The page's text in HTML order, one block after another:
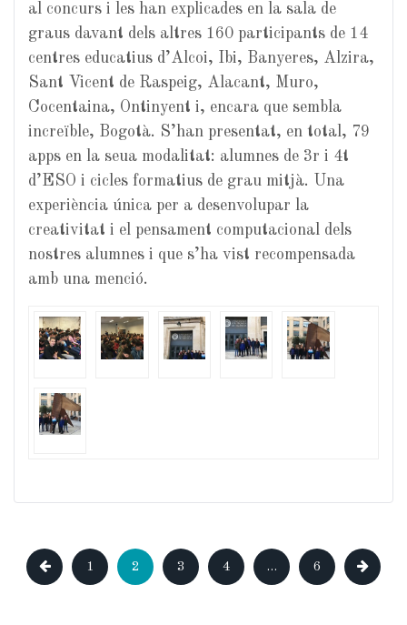
al concurs i les han explicades en la sala de
graus davant dels altres 160 participants de 14
centres educatius d’Alcoi, Ibi, Banyeres, Alzira,
Sant Vicent de Raspeig, Alacant, Muro,
Cocentaina, Ontinyent i, encara que sembla
increïble, Bogotà. S’han presentat, en total, 79
apps en la seua modalitat: alumnes de 3r i 4t
d’ESO i cicles formatius de grau mitjà. Una
experiència única per a desenvolupar la
creativitat i el pensament computacional dels
nostres alumnes i que s’ha vist recompensada
amb una menció.
1 2 3 4 … 6